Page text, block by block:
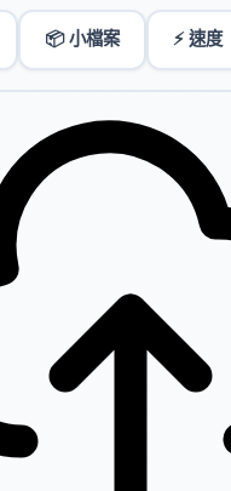
📦 小檔案 ⚡ 速度